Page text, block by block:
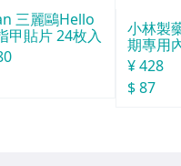
三麗鷗Hello
甲貼片 24枚入
小林製
期專用
劑
¥ 428
$ 87